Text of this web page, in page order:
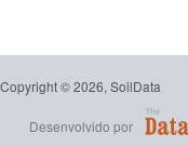
Copyright © 2026, SoilData
Desenvolvido por